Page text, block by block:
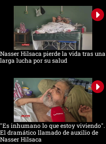
Nasser Hilsaca pierde la vida tras una
larga lucha por su salud
"Es inhumano lo que estoy viviendo".
El dramático llamado de auxilio de
Nasser Hilsaca